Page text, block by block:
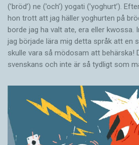
(’bröd’) ne (’och’) yogati (’yoghurt’).
hon trott att jag häller yoghurten på
borde jag ha valt ate, era eller kwossa.
jag började lära mig detta språk att en
skulle vara så mödosam att behärska!
svenskans och inte är så tydligt som